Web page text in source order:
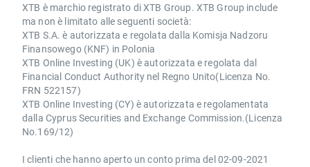
XTB è marchio registrato di XTB Group. XTB Group include
ma non è limitato alle seguenti società:
XTB S.A. è autorizzata e regolata dalla Komisja Nadzoru
Finansowego (KNF) in Polonia
XTB Online Investing (UK) è autorizzata e regolata dal
Financial Conduct Authority nel Regno Unito(Licenza No.
FRN 522157)
XTB Online Investing (CY) è autorizzata e regolamentata
dalla Cyprus Securities and Exchange Commission.(Licenza
No.169/12)
I clienti che hanno aperto un conto prima del 02-09-2021